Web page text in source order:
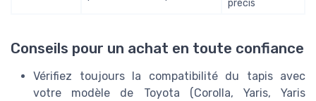
précis
Conseils pour un achat en toute confiance
Vérifiez toujours la compatibilité du tapis avec
votre modèle de Toyota (Corolla, Yaris, Yaris